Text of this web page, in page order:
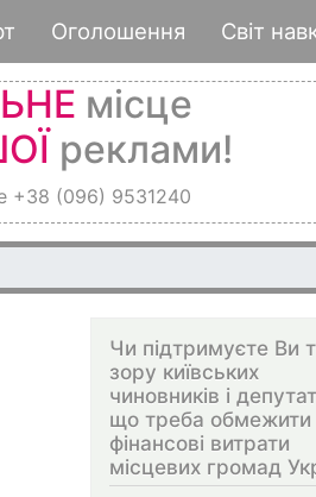
Оголошення Світ
місце
реклами!
+38 (096) 9531240
Чи підтримуєте Ви
зору київських
чиновників і
що треба обмежити
фінансові витрати
місцевих громад